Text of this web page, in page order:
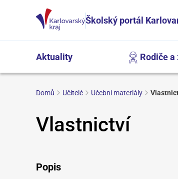
Školský portál
Aktuality Rodiče a
Domů Učitelé Učební materiály
Vlastnictví
Popis